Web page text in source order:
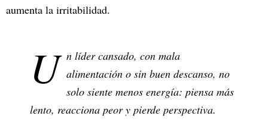
aumenta la irritabilidad.
U n líder cansado, con mala
alimentación o sin buen descanso, no
solo siente menos energía: piensa más
lento, reacciona peor y pierde perspectiva.